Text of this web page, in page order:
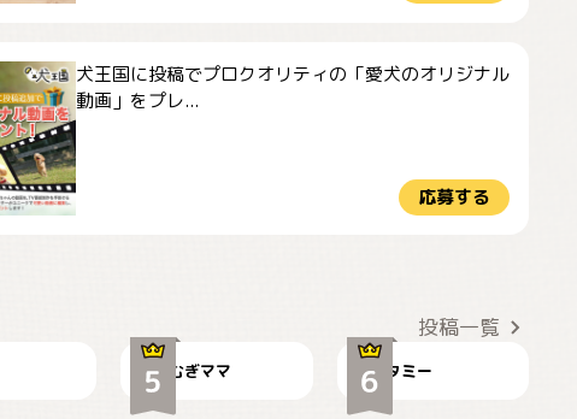
犬王国に投稿でプロクオリティの「愛犬のオリジナル
動画」をプレ...
応募する
投稿一覧
むぎママ タミー